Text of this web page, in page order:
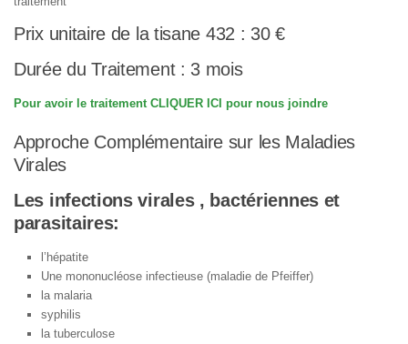
Prix unitaire de la tisane 432 : 30 €
Durée du Traitement : 3 mois
Pour avoir le traitement CLIQUER ICI pour nous joindre
Approche Complémentaire sur les Maladies
Virales
Les infections virales , bactériennes et
parasitaires:
l’hépatite
Une mononucléose infectieuse (maladie de Pfeiffer)
la malaria
syphilis
la tuberculose